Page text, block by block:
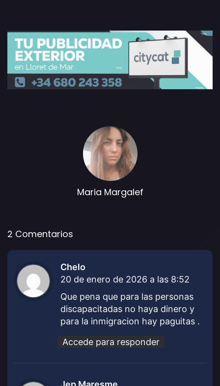
Maria Margalef
2 Comentarios
Chelo
i
20 de enero de 2026 a las 8:52
Que pena que para las personas
discapacitadas no haya dinero y
para la inmigracion hay paguitas .
Accede para responder